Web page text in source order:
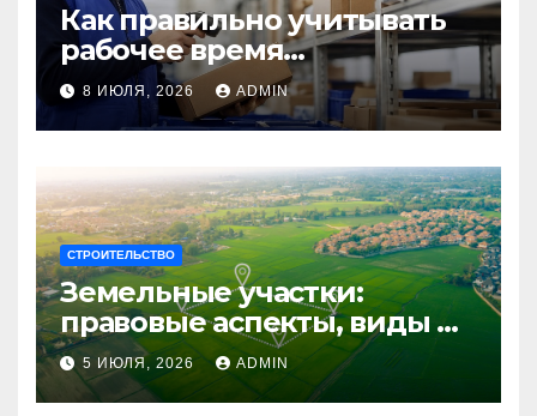
Как правильно учитывать
рабочее время
сотрудников: советы для
бизнеса
8 ИЮЛЯ, 2026 ADMIN
СТРОИТЕЛЬСТВО
Земельные участки:
правовые аспекты, виды и
возможности
использования
5 ИЮЛЯ, 2026 ADMIN